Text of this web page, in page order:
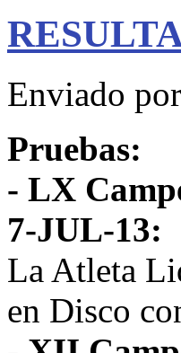
Enviado por
Pruebas:
- LX
7-JUL-13:
La Atleta
en Disco